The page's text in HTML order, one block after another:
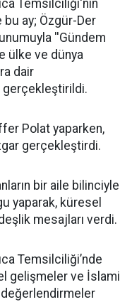
Temsilciliği'nin
ay; Özgür-Der
''Gündem
ülke ve dünya
dair
Polat yaparken,
gerçekleştirdi.
bir aile bilinciyle
yaparak, küresel
mesajları verdi.
Temsilciliği’nde
gelişmeler ve İslami